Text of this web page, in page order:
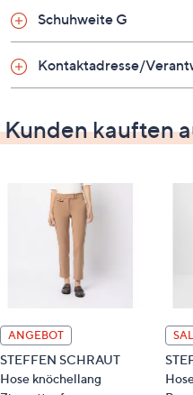
Futter/Decksohle:
Schuhweite G
Kontaktadresse/
Kunden kauften
ANGEBOT
STEFFEN SCHRAUT
Hose knöchellang